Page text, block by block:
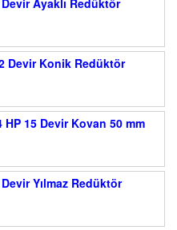
Devir Konik Redüktör
HP 15 Devir Kovan 50 mm
Yılmaz Redüktör